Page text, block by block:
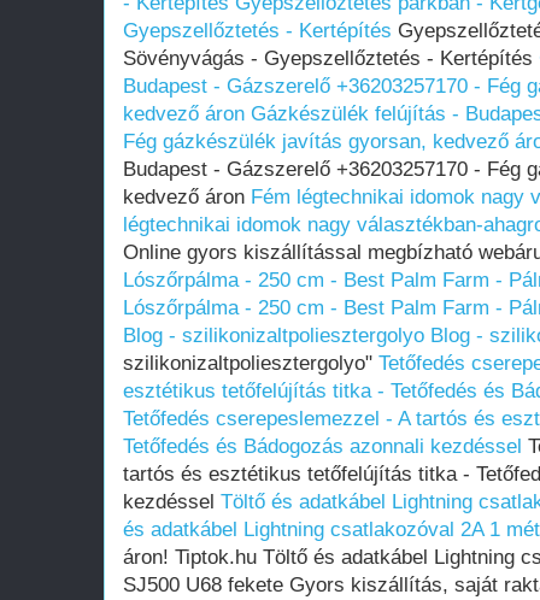
Gyepszellőztetés - Kertépítés
Sövényvágás - Gyepszellőztetés - Kertépítés
Budapest - Gázszerelő +36203257170 - Fég
kedvező áron Gázkészülék felújítás -
Fég gázkészülék javítás gyorsan, kedvező
Budapest - Gázszerelő +36203257170 - Fég
kedvező áron Fém légtechnikai idomok nagy
légtechnikai idomok nagy választékban-
Online gyors kiszállítással megbízható
Lószőrpálma - 250 cm - Best Palm Farm -
Lószőrpálma - 250 cm - Best Palm Farm -
Blog - szilikonizaltpoliesztergolyo Blog -
szilikonizaltpoliesztergolyo" Tetőfedés
esztétikus tetőfelújítás titka - Tetőfedés és
Tetőfedés cserepeslemezzel - A tartós és
Tetőfedés és Bádogozás azonnali kezdéssel
tartós és esztétikus tetőfelújítás titka -
kezdéssel Töltő és adatkábel Lightning
és adatkábel Lightning csatlakozóval 2A 1
áron! Tiptok.hu Töltő és adatkábel Lightning
SJ500 U68 fekete Gyors kiszállítás, saját